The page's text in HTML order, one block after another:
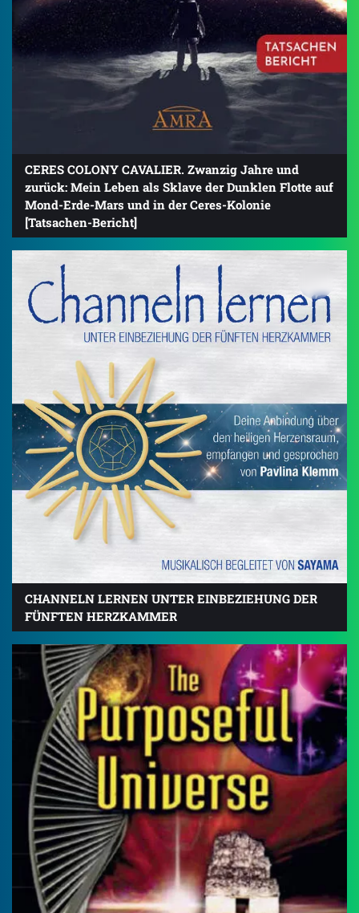
CERES COLONY CAVALIER. Zwanzig Jahre und
zurück: Mein Leben als Sklave der Dunklen Flotte auf
Mond-Erde-Mars und in der Ceres-Kolonie
[Tatsachen-Bericht]
CHANNELN LERNEN UNTER EINBEZIEHUNG DER
FÜNFTEN HERZKAMMER